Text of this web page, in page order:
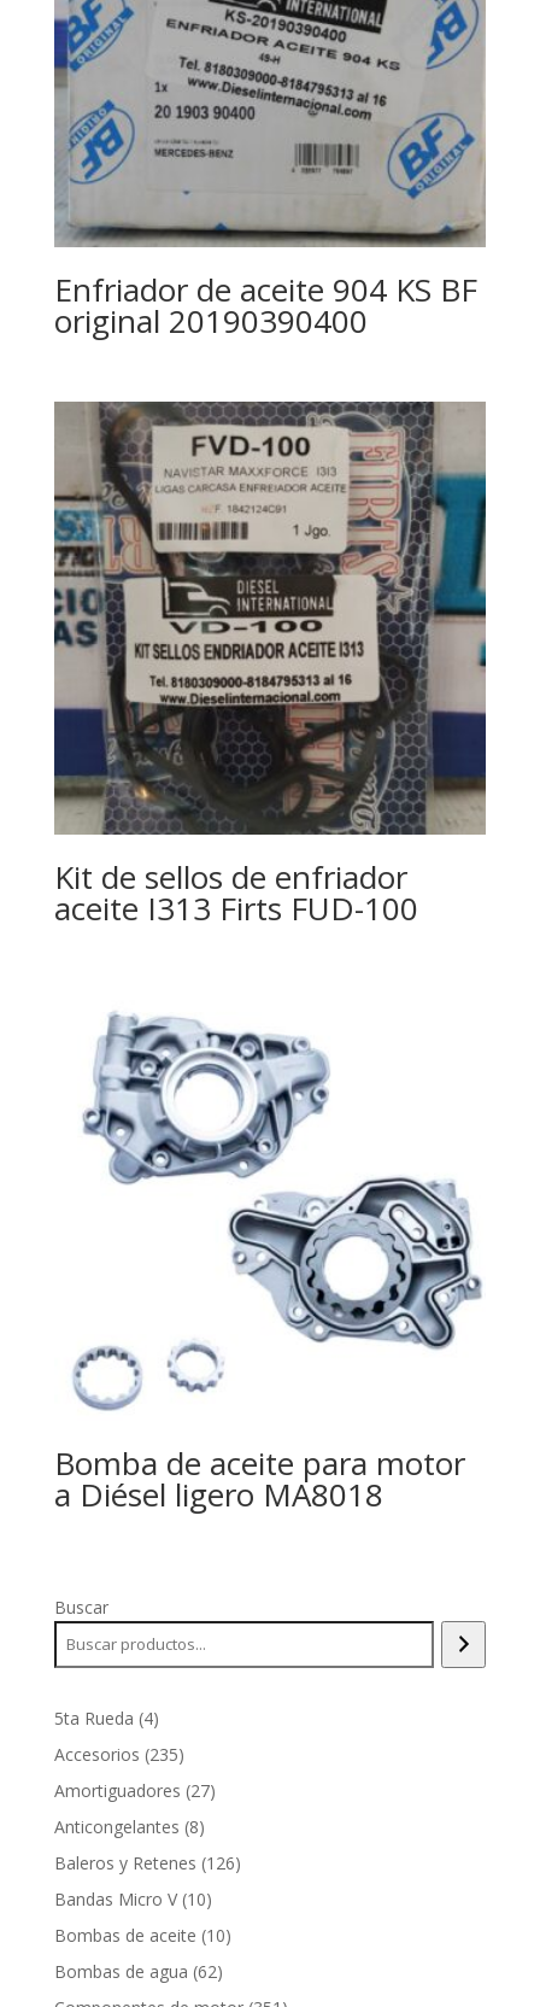
Enfriador de aceite 904 KS BF
original 20190390400
Kit de sellos de enfriador
aceite I313 Firts FUD-100
Bomba de aceite para motor
a Diésel ligero MA8018
Buscar
5ta Rueda 44
productos
Accesorios 235235
productos
Amortiguadores 2727
Anticongelantes 88
productos
Baleros y Retenes 126126
Bandas Micro V 1010
productos
Bombas de aceite 1010
Bombas de agua 6262
productos